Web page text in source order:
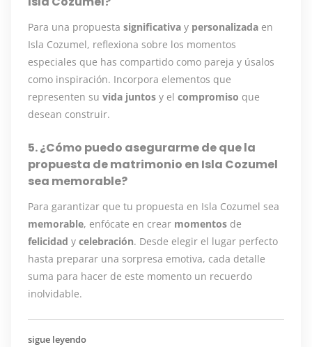
Para una propuesta significativa y personalizada en
Isla Cozumel, reflexiona sobre los momentos
especiales que has compartido como pareja y úsalos
como inspiración. Incorpora elementos que
representen su vida juntos y el compromiso que
desean construir.
5. ¿Cómo puedo asegurarme de que la
propuesta de matrimonio en Isla Cozumel
sea memorable?
Para garantizar que tu propuesta en Isla Cozumel sea
memorable, enfócate en crear momentos de
felicidad y celebración. Desde elegir el lugar perfecto
hasta preparar una sorpresa emotiva, cada detalle
suma para hacer de este momento un recuerdo
inolvidable.
sigue leyendo